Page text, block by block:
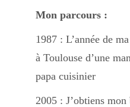
Mon parcours :
1987 : L’année de
à Toulouse d’une
papa cuisinier
2005 : J’obtiens